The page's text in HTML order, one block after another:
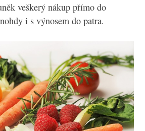
veškerý nákup přímo do
i s výnosem do patra.